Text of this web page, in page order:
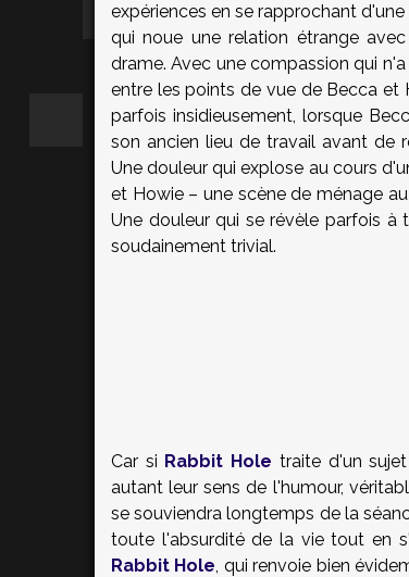
expériences en se rapprochant
qui noue une relation étrange
drame. Avec une compassion qui
entre les points de vue de Becca et
parfois insidieusement, lorsque
son ancien lieu de travail avant de
Une douleur qui explose au cours
et Howie – une scène de ménage
Une douleur qui se révèle parfois à
soudainement trivial.
Car si Rabbit Hole traite d'un
autant leur sens de l'humour,
se souviendra longtemps de la
toute l'absurdité de la vie tout en
Rabbit Hole, qui renvoie bien